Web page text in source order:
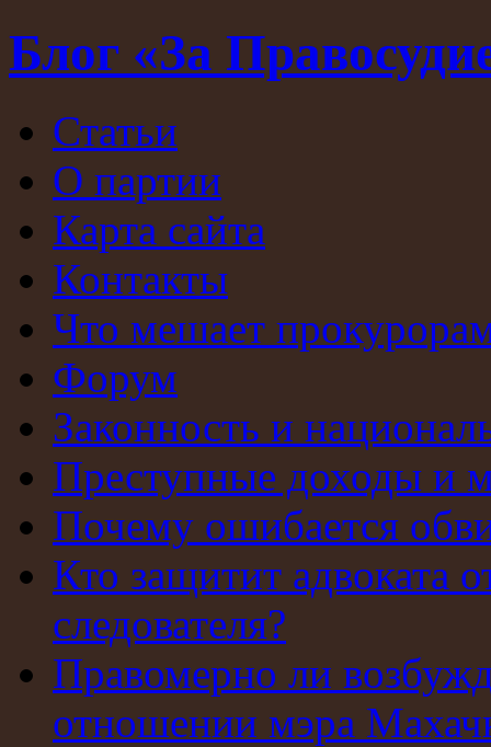
Блог «За
Статьи
О партии
Карта сайта
Контакты
Что мешает
Форум
Законность и
Преступные доходы и
Почему ошибается
Кто защитит адвоката
следователя?
Правомерно ли
отношении мэра